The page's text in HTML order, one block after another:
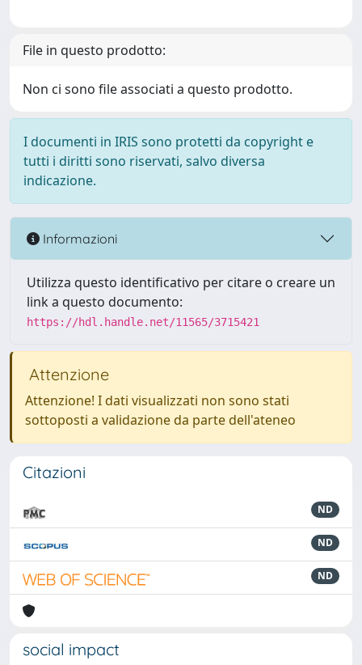
File in questo prodotto:
Non ci sono file associati a questo prodotto.
I documenti in IRIS sono protetti da copyright e
tutti i diritti sono riservati, salvo diversa
indicazione.
Informazioni
Utilizza questo identificativo per citare o creare un
link a questo documento:
https://hdl.handle.net/11565/3715421
Attenzione
Attenzione! I dati visualizzati non sono stati
sottoposti a validazione da parte dell'ateneo
Citazioni
ND
ND
ND
social impact